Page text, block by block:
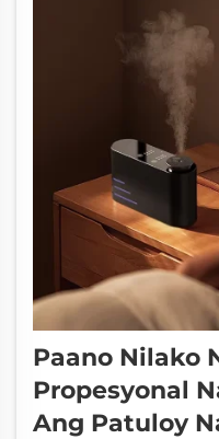
Paano Nilako
Propesyonal
Ang Patuloy